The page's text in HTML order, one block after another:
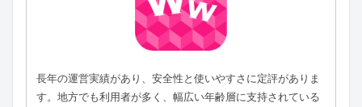
長年の運営実績があり、安全性と使いやすさに定評がありま
す。地方でも利用者が多く、幅広い年齢層に支持されている